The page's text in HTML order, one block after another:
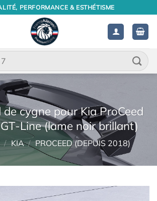
PERFORMANCE & ESTHÉTISME
de cygne pour Kia ProCeed
Line (lame noir brillant)
/ KIA / PROCEED (DEPUIS 2018)